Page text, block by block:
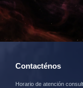
Contacténos
Horario de atención